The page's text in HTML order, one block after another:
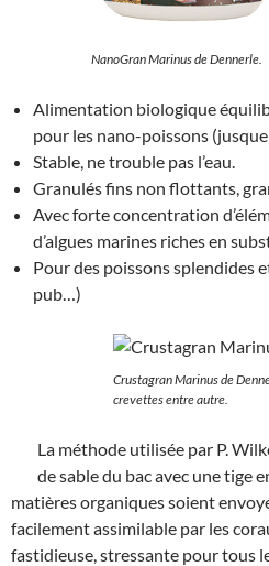
NanoGran Marinus de Dennerle.
Alimentation biologique
pour les nano-poissons (jusque
Stable, ne trouble pas l’eau.
Granulés fins non flottants,
Avec forte concentration
d’algues marines riches en
Pour des poissons splendides
pub…)
Crustagran Marinus de
crevettes entre autre.
La méthode utilisée par P.
de sable du bac avec une tige
matières organiques soient
facilement assimilable par les
fastidieuse, stressante pour tous